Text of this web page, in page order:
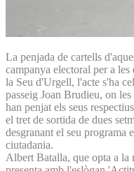
La penjada de cartells
campanya electoral per a
la Seu d'Urgell, l'acte s'ha
passeig Joan Brudieu, on
han penjat els seus
el tret de sortida de dues
desgranant el seu programa
ciutadania.
Albert Batalla, que opta a la